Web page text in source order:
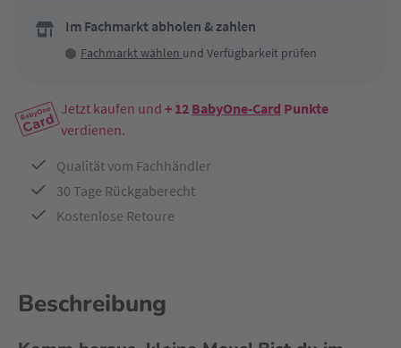
Im Fachmarkt abholen & zahlen
Fachmarkt wählen und Verfügbarkeit prüfen
Jetzt kaufen und + 12 BabyOne-Card Punkte
verdienen.
Qualität vom Fachhändler
30 Tage Rückgaberecht
Kostenlose Retoure
Beschreibung